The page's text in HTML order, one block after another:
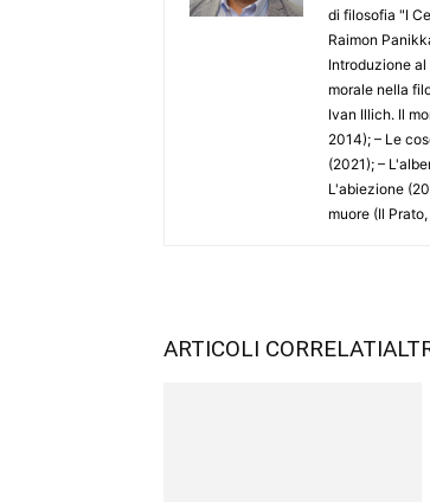
di filosofia "I
Raimon
Introduzione
morale nella
Ivan Illich. Il
2014); – Le
(2021); –
L'abiezione
muore (Il
ARTICOLI CORRELATI